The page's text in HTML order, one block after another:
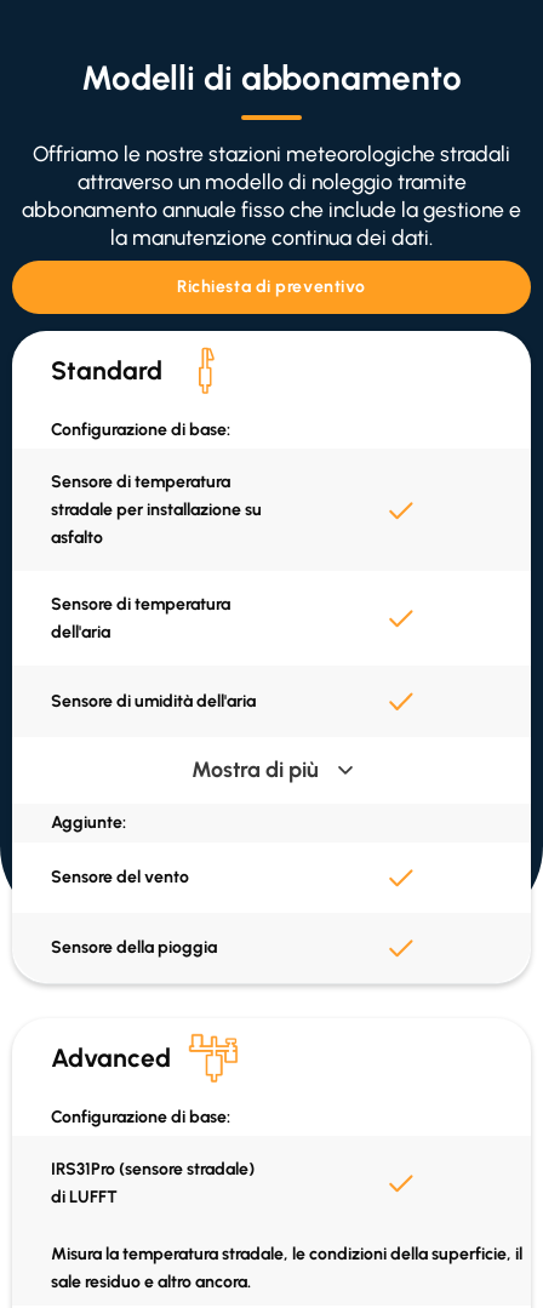
Modelli di abbonamento
Offriamo le nostre stazioni meteorologiche stradali
attraverso un modello di noleggio tramite
abbonamento annuale fisso che include la gestione e
la manutenzione continua dei dati.
Richiesta di preventivo
Standard
Configurazione di base:
Sensore di temperatura
stradale per installazione su
asfalto
Sensore di temperatura
dell'aria
Sensore di umidità dell'aria
Calcolo del punto di rugiada
GPS integrato
Dati in Vejvejr
App Cordulus Road
Integrazione API
Mostra di più
Aggiunte:
Sensore del vento
Sensore della pioggia
Advanced
Configurazione di base:
IRS31Pro (sensore stradale)
di LUFFT
Misura la temperatura stradale, le condizioni della superficie, il
sale residuo e altro ancora.